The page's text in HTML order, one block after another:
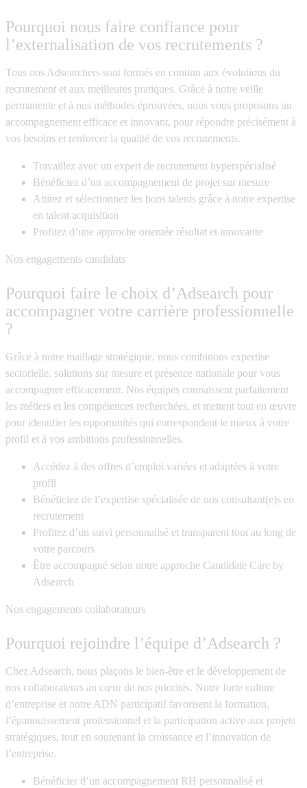
Pourquoi nous faire confiance pour
l’externalisation de vos recrutements ?
Tous nos Adsearchers sont formés en continu aux évolutions du
recrutement et aux meilleures pratiques. Grâce à notre veille
permanente et à nos méthodes éprouvées, nous vous proposons un
accompagnement efficace et innovant, pour répondre précisément à
vos besoins et renforcer la qualité de vos recrutements.
Travaillez avec un expert de recrutement hyperspécialisé
Bénéficiez d’un accompagnement de projet sur mesure
Attirez et sélectionnez les bons talents grâce à notre expertise
en talent acquisition
Profitez d’une approche orientée résultat et innovante
Nos engagements candidats
Pourquoi faire le choix d’Adsearch pour
accompagner votre carrière professionnelle
?
Grâce à notre maillage stratégique, nous combinons expertise
sectorielle, solutions sur mesure et présence nationale pour vous
accompagner efficacement. Nos équipes connaissent parfaitement
les métiers et les compétences recherchées, et mettent tout en œuvre
pour identifier les opportunités qui correspondent le mieux à votre
profil et à vos ambitions professionnelles.
Accédez à des offres d’emploi variées et adaptées à votre
profil
Bénéficiez de l’expertise spécialisée de nos consultant(e)s en
recrutement
Profitez d’un suivi personnalisé et transparent tout au long de
votre parcours
Être accompagné selon notre approche Candidate Care by
Adsearch
Nos engagements collaborateurs
Pourquoi rejoindre l’équipe d’Adsearch ?
Chez Adsearch, nous plaçons le bien-être et le développement de
nos collaborateurs au cœur de nos priorités. Notre forte culture
d’entreprise et notre ADN participatif favorisent la formation,
l’épanouissement professionnel et la participation active aux projets
stratégiques, tout en soutenant la croissance et l’innovation de
l’entreprise.
Bénéficier d’un accompagnement RH personnalisé et